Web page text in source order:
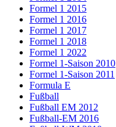
Formel 1 2015
Formel 1 2016
Formel 1 2017
Formel 1 2018
Formel 1 2022
Formel 1-Saison 2010
Formel 1-Saison 2011
Formula E
Fußball
Fußball EM 2012
Fußball-EM 2016